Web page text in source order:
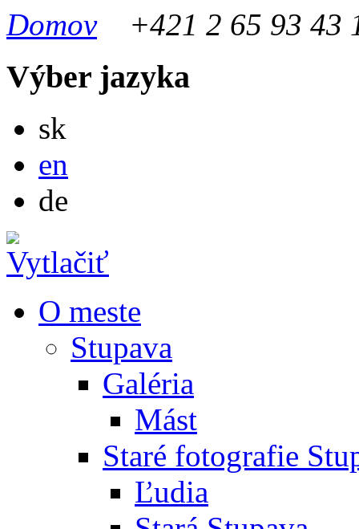
Domov +421 2 65 93 43
Výber jazyka
sk
en
de
O meste
Stupava
Galéria
Mást
Staré fotografie
Ľudia